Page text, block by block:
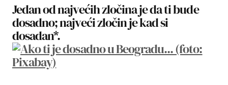
Jedan od najvećih zločina je da ti bude
dosadno; najveći zločin je kad si
dosadan*.